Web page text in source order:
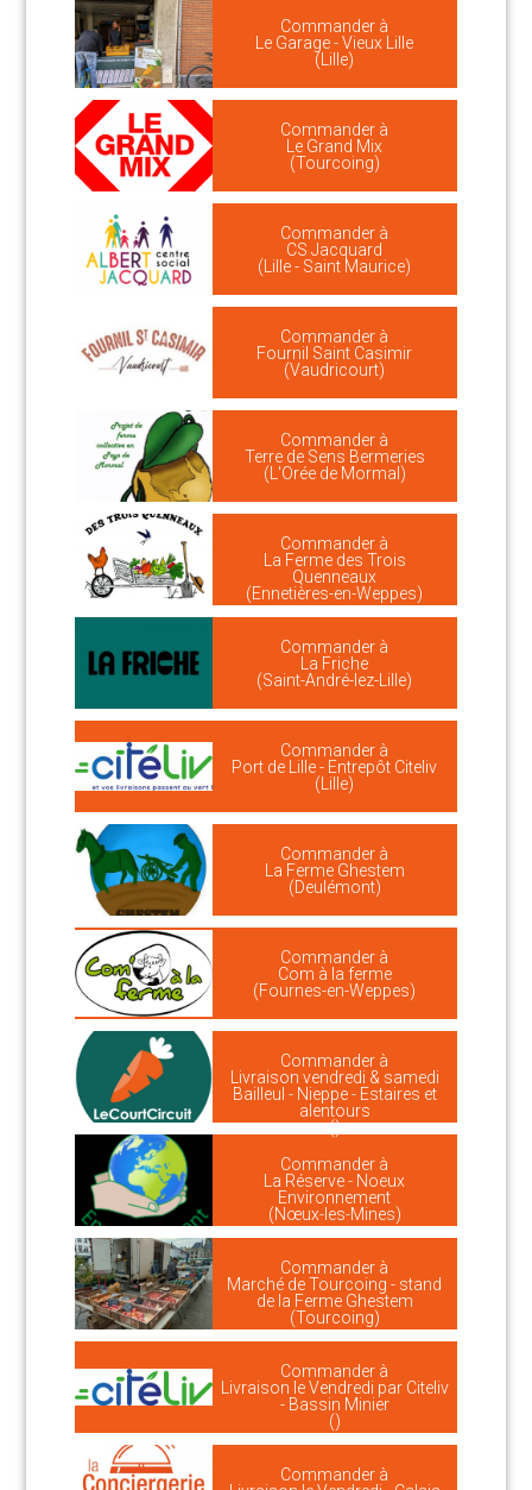
Commander à
Le Garage - Vieux Lille
(Lille)
Commander à
Le Grand Mix
(Tourcoing)
Commander à
CS Jacquard
(Lille - Saint Maurice)
Commander à
Fournil Saint Casimir
(Vaudricourt)
Commander à
Terre de Sens Bermeries
(L'Orée de Mormal)
Commander à
La Ferme des Trois
Quenneaux
(Ennetières-en-Weppes)
Commander à
La Friche
(Saint-André-lez-Lille)
Commander à
Port de Lille - Entrepôt Citeliv
(Lille)
Commander à
La Ferme Ghestem
(Deulémont)
Commander à
Com à la ferme
(Fournes-en-Weppes)
Commander à
Livraison vendredi & samedi
Bailleul - Nieppe - Estaires et
alentours
()
Commander à
La Réserve - Noeux
Environnement
(Nœux-les-Mines)
Commander à
Marché de Tourcoing - stand
de la Ferme Ghestem
(Tourcoing)
Commander à
Livraison le Vendredi par Citeliv
- Bassin Minier
()
Commander à